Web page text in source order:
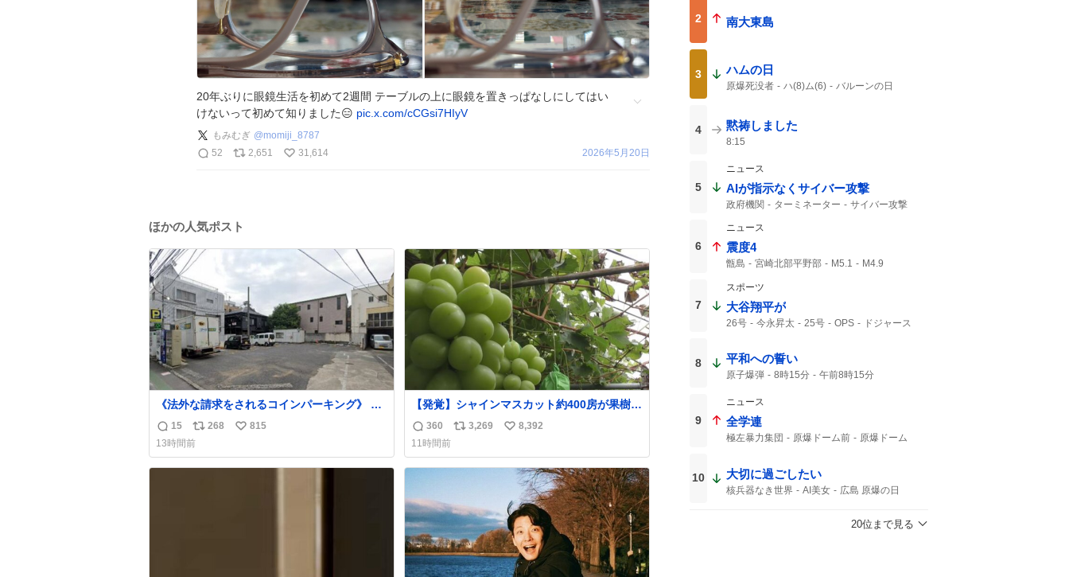
20年ぶりに眼鏡生活を初めて2週間 テーブルの上に眼鏡を置きっぱなしにしてはい
けないって初めて知りました😑 pic.x.com/cCGsi7HIyV
もみむぎ @momiji_8787
52
2,651 31,614 2026年5月20日
ほかの人気ポスト
《法外な請求をされるコインパーキング》 各
営業所にも前から告知されていますが、Park
Link南青山の敷地内に一瞬でも車を乗り入れ
ると法外な請求をされ長時間拘束されます。
迎車で呼ばれた時やお客を降ろした際には十
返
信
数
15
リ
ポ
ス
268
い
ね
815
13時間前
【発覚】シャインマスカット約400房が果樹園
から盗まれる 栃木・佐野市
news.livedoor.com/article/detail… 被害に遭
った果樹園には防犯カメラなどはなく、シャ
インマスカットが盗まれた木には刃物などで
切られた跡が。市内で今年に入って同様の被
害は確認されておらず、警察はパトロールを
強化する。
返
信
数
360
リ
ス
3,269
い
ね
8,392
11時間前
2 南大東島
3 ハムの日
原爆死没者 ハ(8)ム(6)
バルーンの日
4 黙祷しました
8:15
5
ニュース
AIが指示なくサイバー攻撃
政府機関 ターミネーター サイバー攻撃
6
ニュース
震度4
甑島 宮崎北部平野部 M5.1
M4.9
熊本県天草・芦北地方
M4.8
緊急地震速報
地震情報
震源の深さ
地震速報
地震の規模
7
スポーツ
大谷翔平が
26号 今永昇太 25号 OPS
ドジャース
8 平和への誓い
原子爆弾 8時15分
午前8時15分
9
ニュース
全学連
極左暴力集団 原爆ドーム前
原爆ドーム
10 大切に過ごしたい
核兵器なき世界 AI美女 広島 原爆の日
20位まで見る